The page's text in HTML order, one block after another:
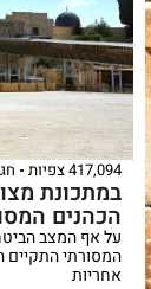
417,094 צפיות
במתכונת
הכהנים
על אף המצב
המסורתי
אחריות